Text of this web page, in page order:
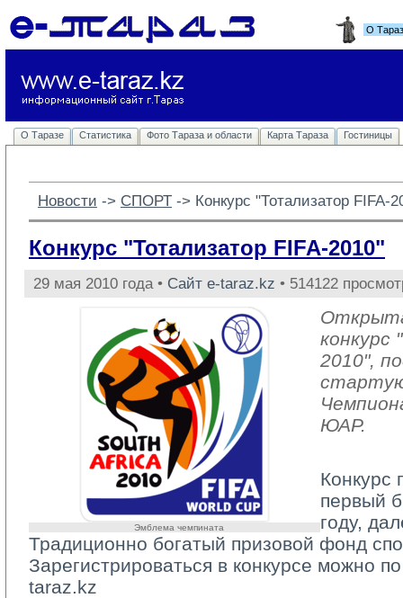
О
О Таразе Статистика Фото Тараза и области Карта Тараза Гостиницы
Новости -> СПОРТ -> Конкурс "Тотализатор FIFA-
Конкурс "Тотализатор FIFA-2010"
29 мая 2010 года • Сайт e-taraz.kz • 514122
Эмблема чемпината
конкурс
2010",
ЮАР.
Конкурс
первый
году,
Традиционно богатый призовой фонд
Зарегистрироваться в конкурсе можно
taraz.kz